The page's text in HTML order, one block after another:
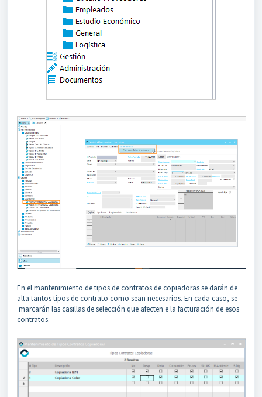
En el mantenimiento de tipos de contratos de copiadoras se darán de
alta tantos tipos de contrato como sean necesarios. En cada caso, se
marcarán las casillas de selección que afecten e la facturación de esos
contratos.